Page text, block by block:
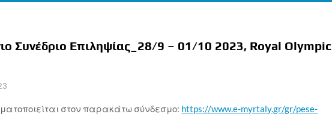
Συνέδριο Επιληψίας_28/9 – 01/10 2023, Royal Olympic
στον παρακάτω σύνδεσμο: https://www.e-myrtaly.gr/gr/pese-